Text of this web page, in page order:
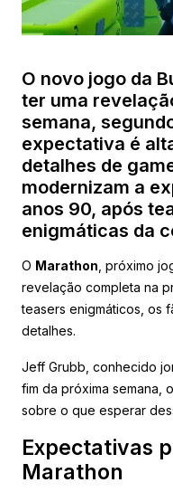
O novo jogo da
ter uma
semana,
expectativa é
detalhes de
modernizam a
anos 90, após
enigmáticas da
O Marathon , próximo
revelação completa na
teasers enigmáticos, os
detalhes.
Jeff Grubb, conhecido
fim da próxima semana,
sobre o que esperar
Expectativas
Marathon